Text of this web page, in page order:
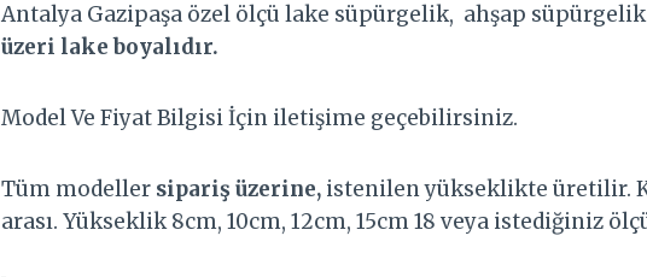
Antalya Gazipaşa özel ölçü lake süpürgelik, ahşap
üzeri lake boyalıdır.
Model Ve Fiyat Bilgisi İçin iletişime geçebilirsiniz.
Tüm modeller sipariş üzerine, istenilen yükseklikte üretilir.
arası. Yükseklik 8cm, 10cm, 12cm, 15cm 18 veya istediğiniz